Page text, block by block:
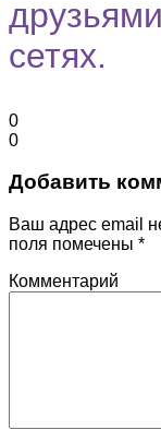
сетях.
0
0
Добавить
Ваш адрес email
поля помечены *
Комментарий